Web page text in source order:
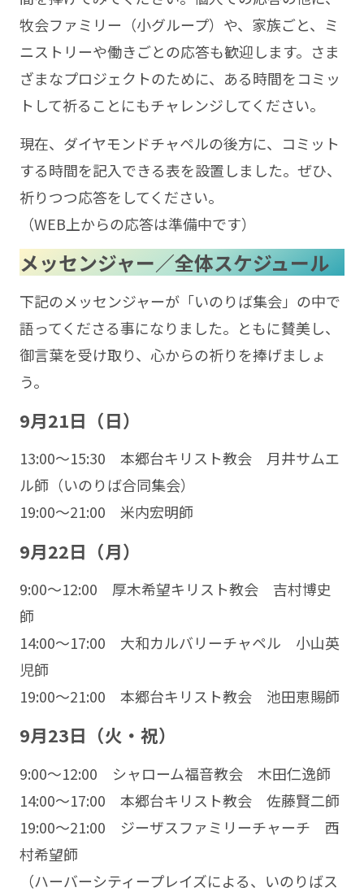
牧会ファミリー（小グループ）や、家族ごと、ミ
ニストリーや働きごとの応答も歓迎します。さま
ざまなプロジェクトのために、ある時間をコミッ
トして祈ることにもチャレンジしてください。
現在、ダイヤモンドチャペルの後方に、コミット
する時間を記入できる表を設置しました。ぜひ、
祈りつつ応答をしてください。
（WEB上からの応答は準備中です）
メッセンジャー／全体スケジュール
下記のメッセンジャーが「いのりば集会」の中で
語ってくださる事になりました。ともに賛美し、
御言葉を受け取り、心からの祈りを捧げましょ
う。
9月21日（日）
13:00〜15:30 本郷台キリスト教会 月井サムエ
ル師（いのりば合同集会）
19:00〜21:00 米内宏明師
9月22日（月）
9:00〜12:00 厚木希望キリスト教会 吉村博史
師
14:00〜17:00 大和カルバリーチャペル 小山英
児師
19:00〜21:00 本郷台キリスト教会 池田恵賜師
9月23日（火・祝）
9:00〜12:00 シャローム福音教会 木田仁逸師
14:00〜17:00 本郷台キリスト教会 佐藤賢二師
19:00〜21:00 ジーザスファミリーチャーチ 西
村希望師
（ハーバーシティープレイズによる、いのりばス